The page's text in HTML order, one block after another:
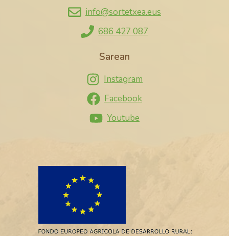
info@sortetxea.eus
686 427 087
Sarean
Instagram
Facebook
Youtube